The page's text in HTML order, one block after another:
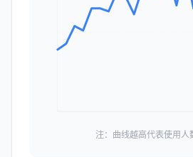
注：曲线越高代表使用人